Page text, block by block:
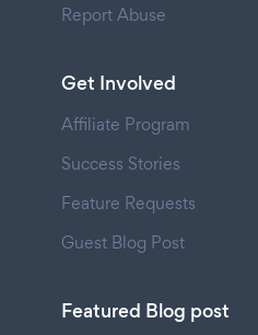
Report Abuse
Get Involved
Affiliate Program
Success Stories
Feature Requests
Guest Blog Post
Featured Blog post